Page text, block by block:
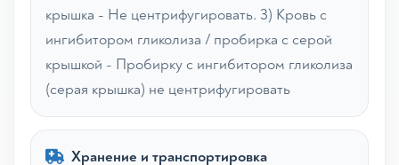
крышка - Не центрифугировать. 3) Кровь с
ингибитором гликолиза / пробирка с серой
крышкой - Пробирку с ингибитором гликолиза
(серая крышка) не центрифугировать
Хранение и транспортировка